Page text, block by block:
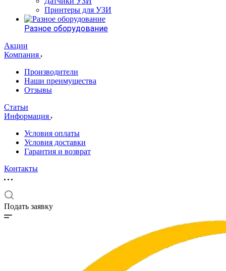
Принтеры для УЗИ
Разное оборудование
Акции
Компания
Производители
Наши преимущества
Отзывы
Статьи
Информация
Условия оплаты
Условия доставки
Гарантия и возврат
Контакты
Подать заявку